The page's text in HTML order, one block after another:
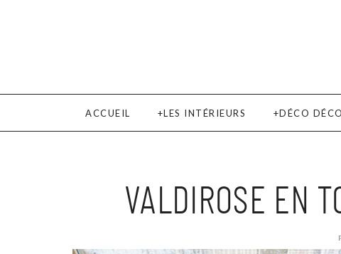
ACCUEIL LES INTÉRIEURS DÉCO
VALDIROSE EN